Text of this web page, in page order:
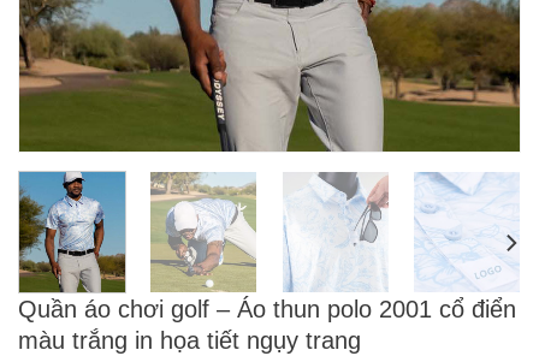
Quần áo chơi golf – Áo thun polo 2001 cổ điển
màu trắng in họa tiết ngụy trang